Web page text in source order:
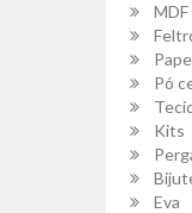
MDF
Pó
Kits
Eva